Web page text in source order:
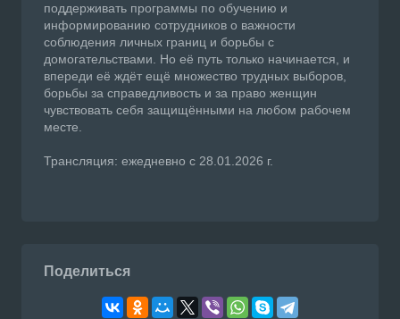
поддерживать программы по обучению и
информированию сотрудников о важности
соблюдения личных границ и борьбы с
домогательствами. Но её путь только начинается, и
впереди её ждёт ещё множество трудных выборов,
борьбы за справедливость и за право женщин
чувствовать себя защищёнными на любом рабочем
месте.
Трансляция: ежедневно с 28.01.2026 г.
Поделиться